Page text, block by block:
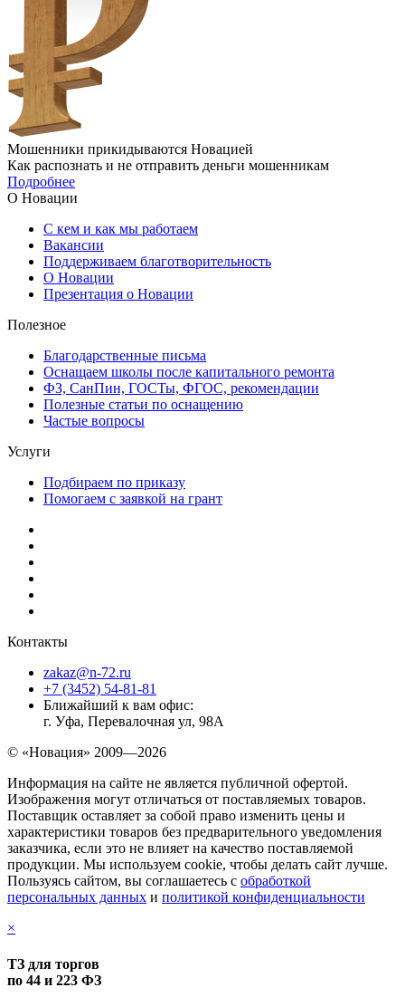
Мошенники прикидываются Новацией
Как распознать и не отправить деньги мошенникам
Подробнее
О Новации
С кем и как мы работаем
Вакансии
Поддерживаем благотворительность
О Новации
Презентация о Новации
Полезное
Благодарственные письма
Оснащаем школы после капитального ремонта
ФЗ, СанПин, ГОСТы, ФГОС, рекомендации
Полезные статьи по оснащению
Частые вопросы
Услуги
Подбираем по приказу
Помогаем с заявкой на грант
Контакты
zakaz@n-72.ru
+7 (3452) 54-81-81
Ближайший к вам офис:
г. Уфа, Перевалочная ул, 98А
© «Новация» 2009—2026
Информация на сайте не является публичной офертой.
Изображения могут отличаться от поставляемых товаров.
Поставщик оставляет за собой право изменить цены и
характеристики товаров без предварительного уведомления
заказчика, если это не влияет на качество поставляемой
продукции. Мы используем cookie, чтобы делать сайт лучше.
Пользуясь сайтом, вы соглашаетесь с обработкой
персональных данных и политикой конфиденциальности
×
ТЗ для торгов
по 44 и 223 ФЗ